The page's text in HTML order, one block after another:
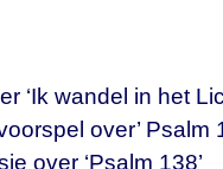
‘Ik wandel in het
over’ Psalm
over ‘Psalm 138’